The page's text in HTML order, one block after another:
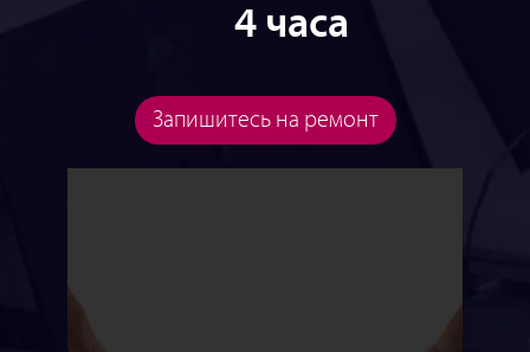
4 часа
Запишитесь на ремонт